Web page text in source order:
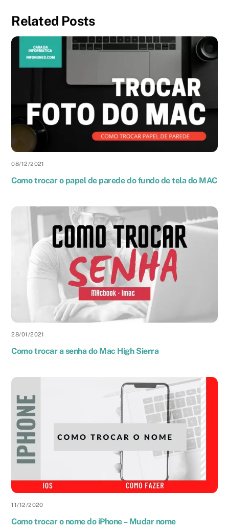
Related Posts
08/12/2021
Como trocar o papel de parede do fundo de tela do MAC
28/01 /2021
Como trocar a senha do Mac High Sierra
11/12/2020
Como trocar o nome do iPhone – Mudar nome